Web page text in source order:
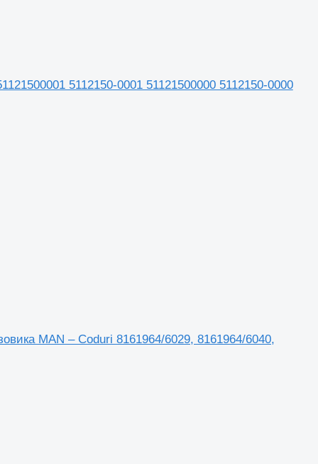
5112150-0001 51121500000 5112150-0000
MAN – Coduri 8161964/6029, 8161964/6040,